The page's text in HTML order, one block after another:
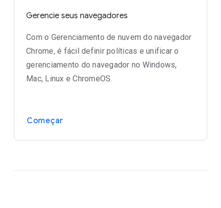
Gerencie seus navegadores
Com o Gerenciamento de nuvem do navegador
Chrome, é fácil definir políticas e unificar o
gerenciamento do navegador no Windows,
Mac, Linux e ChromeOS.
Começar